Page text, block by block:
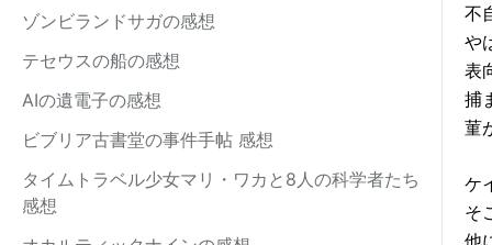
ゾンビランドサガの感想
テセウスの船の感想
AIの遺電子の感想
ビブリア古書堂の事件手帖 感想
タイムトラベル少女マリ・ワカと8人の科学者たち
感想
不
や
表
捕
菫
ケ
そ